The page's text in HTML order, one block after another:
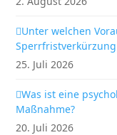
Unter welchen
25. Juli 2026
Was ist eine
Maßnahme?
20. Juli 2026